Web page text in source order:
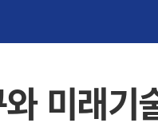
미래기